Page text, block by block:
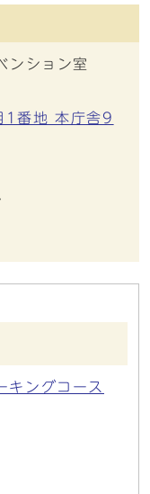
ション室
番地 本庁舎9
キングコース